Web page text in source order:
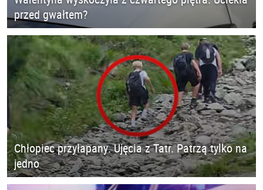
przed gwałtem?
Chłopiec przyłapany. Ujęcia z Tatr. Patrzą tylko na
jedno